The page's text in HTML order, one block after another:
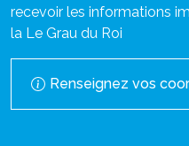
recevoir les informations
la Le Grau du Roi
Renseignez vos